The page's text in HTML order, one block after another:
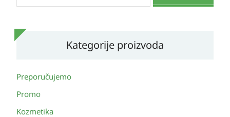
Kategorije proizvoda
Preporučujemo
Promo
Kozmetika